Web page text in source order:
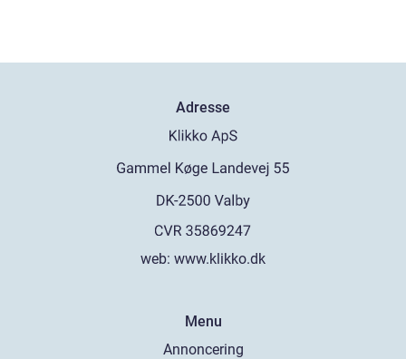
Adresse
web: www.klikko.dk
Menu
Annoncering